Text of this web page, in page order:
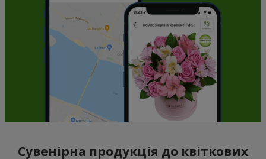
Сувенірна продукція до квіткових